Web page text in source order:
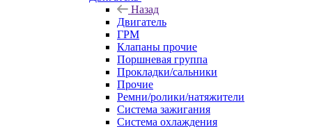
Назад
Двигатель
ГРМ
Клапаны прочие
Поршневая группа
Прокладки/сальники
Прочие
Ремни/ролики/натяжители
Система зажигания
Система охлаждения